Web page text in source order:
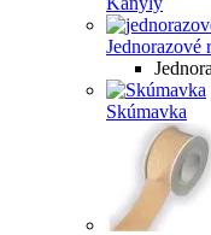
Jednorazové
Skúmavka